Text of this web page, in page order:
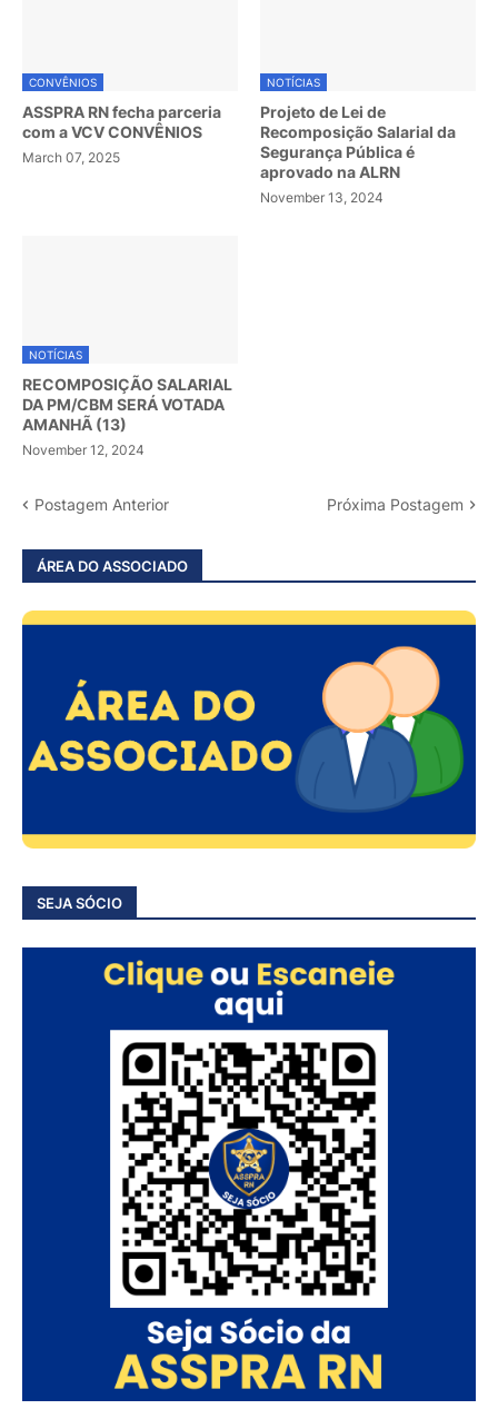
CONVÊNIOS
ASSPRA RN fecha parceria
com a VCV CONVÊNIOS
March 07, 2025
NOTÍCIAS
Projeto de Lei de
Recomposição Salarial da
Segurança Pública é
aprovado na ALRN
November 13, 2024
NOTÍCIAS
RECOMPOSIÇÃO SALARIAL
DA PM/CBM SERÁ VOTADA
AMANHÃ (13)
November 12, 2024
Postagem Anterior Próxima Postagem
ÁREA DO ASSOCIADO
SEJA SÓCIO